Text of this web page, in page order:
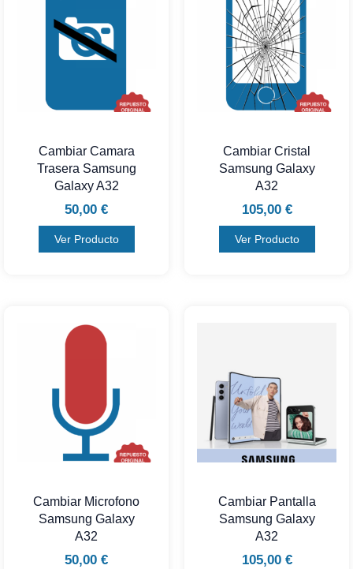
Cambiar Camara
Trasera Samsung
Galaxy A32
50,00 €
Ver Producto
Cambiar Cristal
Samsung Galaxy
A32
105,00 €
Ver Producto
Cambiar Microfono
Samsung Galaxy
A32
50,00 €
Cambiar Pantalla
Samsung Galaxy
A32
105,00 €